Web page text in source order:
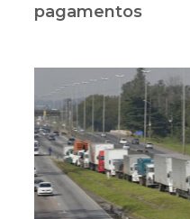
pagamentos